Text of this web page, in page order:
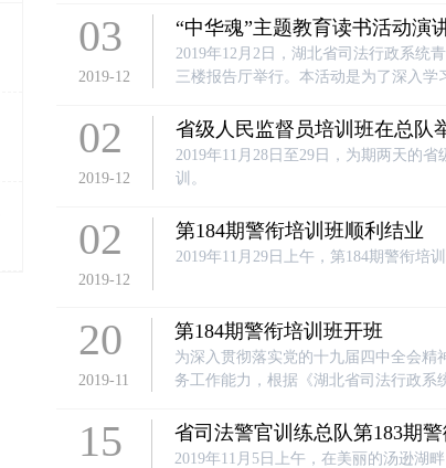
03
2019-12
“中华魂”主题教育读书活动演
2019年12月2日，湖北省司法行政系统
三楼报告厅举行。本活动是为了深入
活动并讲话。
02
2019-12
省级人民监督员培训班在总队
2019年11月28日至29日，为期两天的
训。
02
2019-12
第184期警衔培训班顺利结业
2019年11月29日上午，第184期警衔培
20
2019-11
第184期警衔培训班开班
为深入贯彻落实党的十九届四中全会
务工作能力，根据《湖北省司法行政系
嵘，省监狱局党委委员、政治部主任张
15 省司法警官训练总队第183期
2019年11月5日上午，在美丽的汤逊湖